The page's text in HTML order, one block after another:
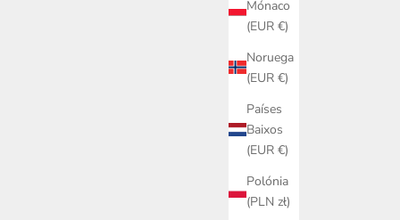
Mónaco
(EUR €)
Noruega
(EUR €)
Países
Baixos
(EUR €)
Polónia
(PLN zł)